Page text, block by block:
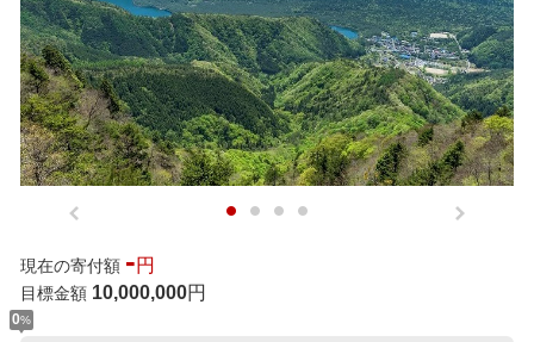
現在の寄付額 -円
目標金額 10,000,000円
0%